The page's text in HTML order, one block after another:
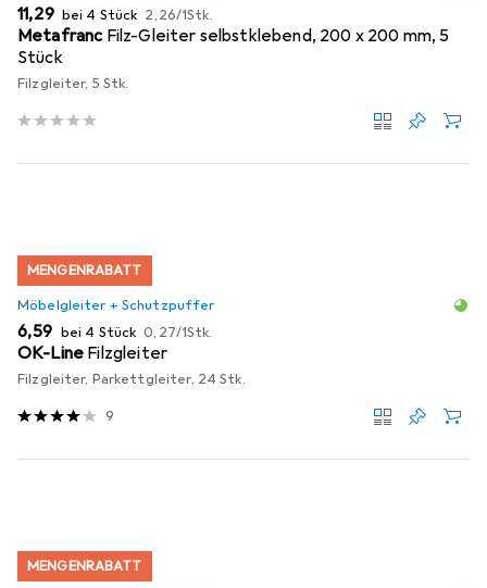
EUR
11,29 bei 4 Stück EUR
2,26/1Stk.
Metafranc Filz-Gleiter selbstklebend, 200 x 200 mm, 5
Stück
Filzgleiter, 5 Stk.
MENGENRABATT
Möbelgleiter + Schutzpuffer
EUR
6,59 bei 4 Stück EUR
0,27/1Stk.
OK-Line Filzgleiter
Filzgleiter, Parkettgleiter, 24 Stk.
9
MENGENRABATT